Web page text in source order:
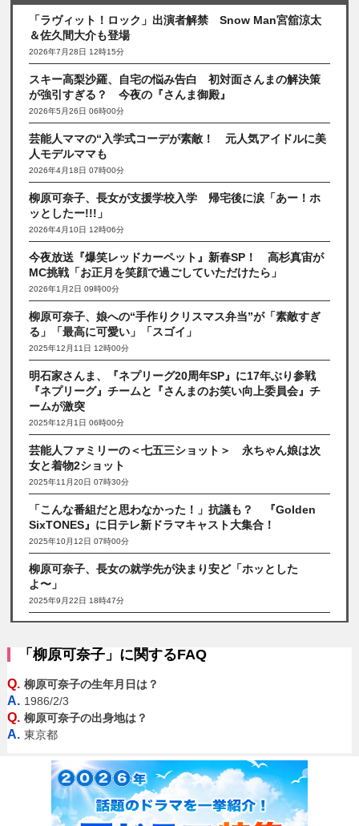
「ラヴィット！ロック」出演者解禁 Snow Man宮舘涼太
＆佐久間大介も登場
2026年7月28日 12時15分
スキー高梨沙羅、自宅の悩み告白 初対面さんまの解決策
が強引すぎる？ 今夜の『さんま御殿』
2026年5月26日 06時00分
芸能人ママの“入学式コーデが素敵！ 元人気アイドルに美
人モデルママも
2026年4月18日 07時00分
柳原可奈子、長女が支援学校入学 帰宅後に涙「あー！ホ
ッとしたー!!!」
2026年4月10日 12時06分
今夜放送『爆笑レッドカーペット』新春SP！ 高杉真宙が
MC挑戦「お正月を笑顔で過ごしていただけたら」
2026年1月2日 09時00分
柳原可奈子、娘への“手作りクリスマス弁当”が「素敵すぎ
る」「最高に可愛い」「スゴイ」
2025年12月11日 12時00分
明石家さんま、『ネプリーグ20周年SP』に17年ぶり参戦
『ネプリーグ』チームと『さんまのお笑い向上委員会』チ
ームが激突
2025年12月1日 06時00分
芸能人ファミリーの＜七五三ショット＞ 永ちゃん娘は次
女と着物2ショット
2025年11月20日 07時30分
「こんな番組だと思わなかった！」抗議も？ 『Golden
SixTONES』に日テレ新ドラマキャスト大集合！
2025年10月12日 07時00分
柳原可奈子、長女の就学先が決まり安ど「ホッとした
よ〜」
2025年9月22日 18時47分
「柳原可奈子」に関するFAQ
Q. 柳原可奈子の生年月日は？
A. 1986/2/3
Q. 柳原可奈子の出身地は？
A. 東京都